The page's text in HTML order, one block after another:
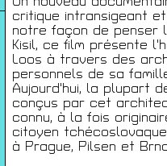
critique intransigeant
notre façon de penser
Kisil, ce film présente
Loos à travers des
personnels de sa
Aujourd'hui, la plupart
conçus par cet
connu, à la fois
citoyen
à Prague, Pilsen et
À propos
Infos pratiques
Carte de membres
S'inscrire à la